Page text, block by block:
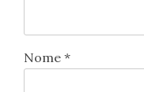
Nome *